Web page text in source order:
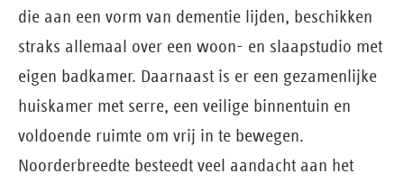
die aan een vorm van dementie lijden, beschikken
straks allemaal over een woon- en slaapstudio met
eigen badkamer. Daarnaast is er een gezamenlijke
huiskamer met serre, een veilige binnentuin en
voldoende ruimte om vrij in te bewegen.
Noorderbreedte besteedt veel aandacht aan het